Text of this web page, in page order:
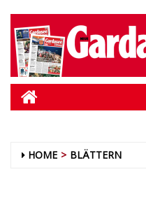
HOME BLÄTTERN